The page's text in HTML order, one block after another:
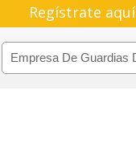
Regístrate